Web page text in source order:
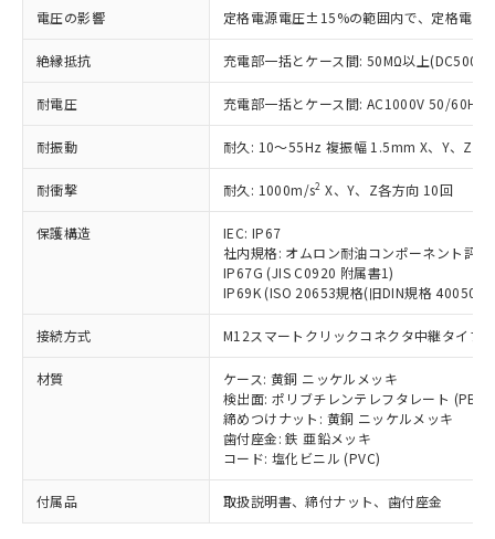
電圧の影響 定格電源電圧±15%の範囲内で、定格電
絶縁抵抗 充電部一括とケース間: 50MΩ以上(DC500V
耐電圧 充電部一括とケース間: AC1000V 50/60Hz
耐振動 耐久: 10～55Hz 複振幅 1.5mm X、Y、Z各
耐衝撃 耐久: 1000m/s2 X、Y、Z各方向 10回
保護構造
IEC: IP67
社内規格: オムロン耐油コンポーネント評
IP67G (JIS C0920 附属書1)
IP69K (ISO 20653規格(旧DIN規格 40050
接続方式 M12スマートクリックコネクタ中継タイプ
材質
ケース: 黄銅 ニッケルメッキ
検出面: ポリブチレンテレフタレート (PBT)
締めつけナット: 黄銅 ニッケルメッキ
歯付座金: 鉄 亜鉛メッキ
コード: 塩化ビニル (PVC)
付属品 取扱説明書、締付ナット、歯付座金
ことをご了承ください。
在庫状況および標準価格照会結果は、
記載している更新日時点での社内デー
タに基づき作成されるものであり、閲
覧された時点での実際の在庫および標
準価格とは異なる場合があることをご
了承ください。
正式な納期状況および標準価格はお客
様のお取引先、またはお客様担当のオ
ムロン制御機器販売店・当社販売員に
ご相談ください。
オムロン制御機器販売店や当社販売拠
販売ネットワーク
」をご確認
在庫状況および標準価格結果を当社の
事前の承諾なく第三者に漏洩または開
示しないようお願いします。
マイパーツ機能（部品リスト作成サー
ビス）をご利用いただくには、I-Web
メンバーズにご登録されている必要が
お客様が当ウェブサイト上で当社にご
登録された部品リストについて、当社
むを得ず変更することがあります。
ミウム(Cd) 100ppm以下、
六価クロム(Cr(Ⅵ)) 1000ppm以下、ポリ臭化ビフェニル
類(PBB) 1000ppm以下、ポリ臭化ジフェニルエーテル類
(PBDE) 1000ppm以下、フタル酸ビス(2-エチルヘキシ
ル) (DEHP)(別名：DOP) 1000ppm以下、フタル酸ブチ
ルベンジル（BBP） 1000ppm以下、フタル酸ジブチル
（DBP） 1000ppm以下、フタル酸ジイソブチル
但し、RoHS指令で産業用監視および制御機器に対する
フタル酸エステル類の４物質については閾値を超える意
図的な使用がないことを確認しています。
※2 対応予定月
部品在庫の切り替え状況などにより、予定
月が前後することがあります。
※3 非含有証明書ダウンロード
「－」：未確認です。当社販売部門へお問
*中国RoHS10物質の基準値 (GB/T26572)：
Pb(鉛) :1000ppm、 Hg(水銀) : 1000ppm、 Cd(カドミウ
Cr(Ⅵ)(六価クロム) : 1000ppm、 PBBs(ポリ臭化ビフェ
DBP(フタル酸ジブチル) : 1000ppm、 DIBP(フタル酸ジ
イソブチル) : 1000ppm、 BBP(フタル酸ブチルベンジ
ル) : 1000ppm、
DEHP(フタル酸ビス(2-エチルヘキシル)) : 1000ppm
※2 環境保護使用期限
「ｅ」：有害物質（10物質）のすべてが基
準値以下であることを示します。
「10」：通常の使用状況下において有害物
質が外部に漏えいし、環境に深刻な影響を
及ぼさない年数を意味します。
「－」：未確認です。当社販売部門へお問
い合わせください。
当社は、これら貴社製品のうち、外国
（以下｢規制貨物等」という）を輸出
または国外への提供する場合は、日本
国政府の輸出許可(または役務取引許
可)を取得するなどの必要な手続きを
当社は規制貨物を破棄する場合は、完
全に破砕するなど、違法に輸出されな
いよう必要な手段を講じます。
当社は貴社製品を、核兵器、ミサイ
ル、化学兵器、生物兵器またはその他
武器並びにこれらの製造装置等に一切
使用いたしません。
当社は、貴社製品を第三者に販売する
場合は、上記1、2および3の内容を当
該第三者に通知します。また当社は、
販売先および販売に係わる関係者が違
法に輸出するおそれがある場合は、取
り引きをいたしません。
一定数には満たないが在庫あり
在庫なし(最新の在庫状況につ
いては、お客様のお取引先、ま
たはお客様担当のオムロン制御
機器販売店・当社販売員にご確
認ください)
受注生産機種、また在庫状況の
情報を公開していない機種